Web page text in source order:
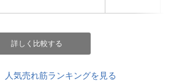
詳しく比較する
気売れ筋ランキングを見る